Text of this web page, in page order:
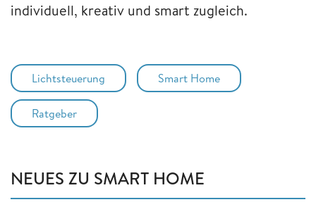
individuell, kreativ und smart zugleich.
Lichtsteuerung Smart Home
Ratgeber
NEUES ZU SMART HOME